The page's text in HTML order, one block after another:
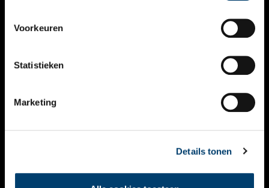
Voorkeuren
Statistieken
Marketing
Details tonen
KALENDER
THEMA’S
VIDEO’S
CONTACT